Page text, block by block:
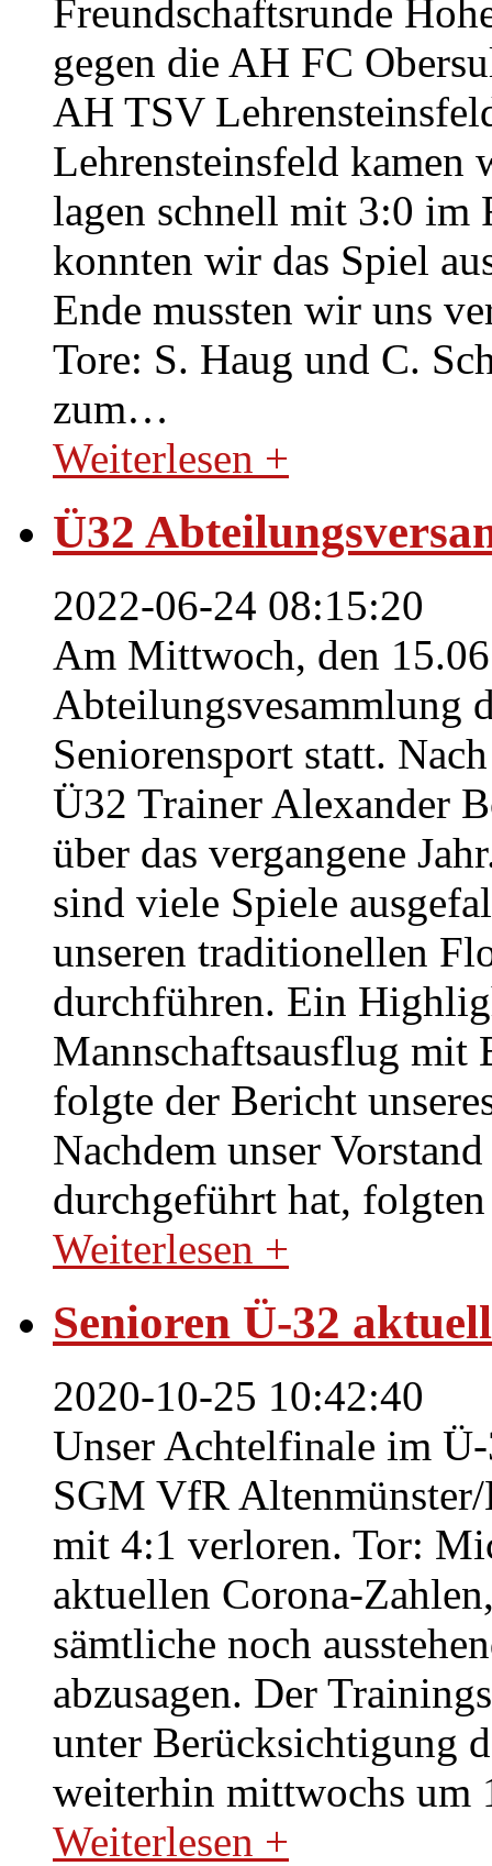
Freundschaftsrunde
gegen die AH FC
AH TSV
Lehrensteinsfeld kamen
lagen schnell mit 3:0 im
konnten wir das Spiel
Ende mussten wir uns
Tore: S. Haug und C.
zum…
Weiterlesen +
Ü32
2022-06-24 08:15:20
Am Mittwoch, den
Abteilungsvesammlung
Seniorensport statt.
Ü32 Trainer Alexander
über das vergangene
sind viele Spiele
unseren traditionellen
durchführen. Ein
Mannschaftsausflug mit
folgte der Bericht
Nachdem unser
durchgeführt hat,
Weiterlesen +
Senioren Ü-32
2020-10-25 10:42:40
Unser Achtelfinale im
SGM VfR
mit 4:1 verloren. Tor:
aktuellen Corona-
sämtliche noch
abzusagen. Der
unter Berücksichtigung
weiterhin mittwochs um
Weiterlesen +